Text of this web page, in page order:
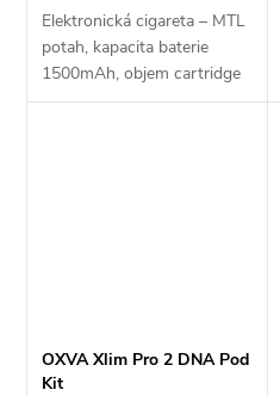
Elektronická cigareta – MTL
potah, kapacita baterie
1500mAh, objem cartridge
2ml, automatické spínání,
OXVA Xlim Pro 2 DNA Pod
Kit